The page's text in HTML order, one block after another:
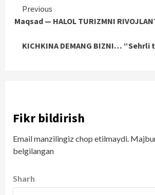
Continue
Reading
Previous
Maqsad — HALOL TURIZMNI
KICHKINA DEMANG BIZNI…
Fikr bildirish
Email manzilingiz chop etilmaydi.
belgilangan
Sharh